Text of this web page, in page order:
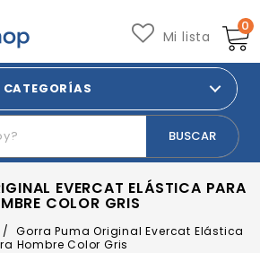
0
Mi lista
CATEGORÍAS
EVERCAT ELÁSTICA PARA
COLOR GRIS
/
Gorra Puma Original Evercat Elástica
Hombre Color Gris